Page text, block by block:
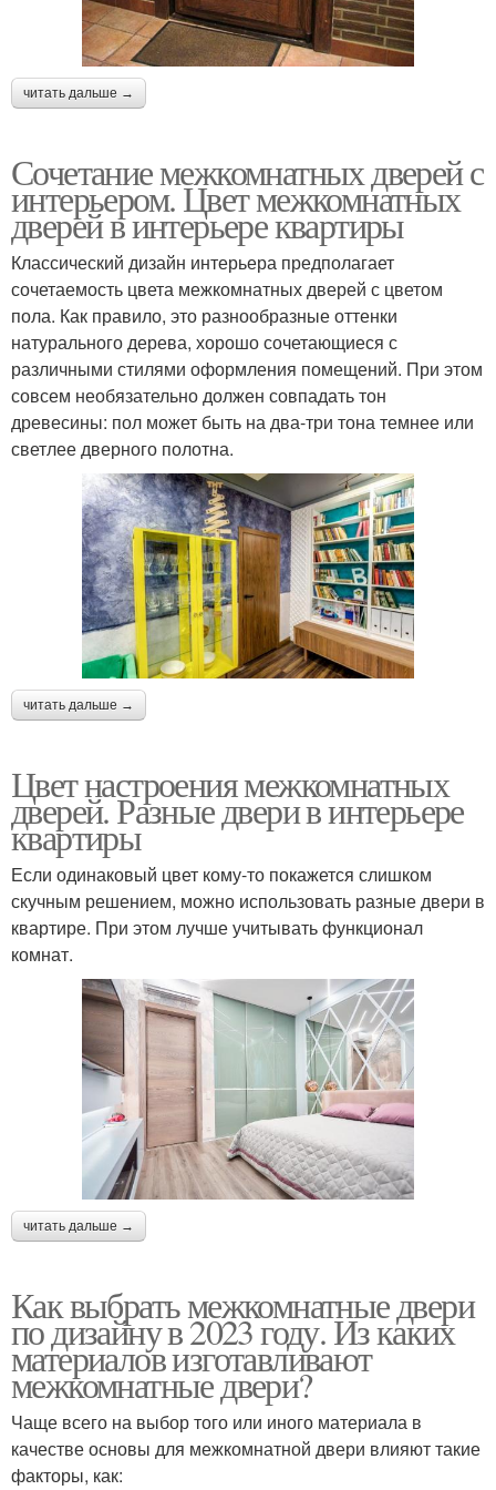
читать дальше →
Сочетание межкомнатных дверей с
интерьером. Цвет межкомнатных
дверей в интерьере квартиры
Классический дизайн интерьера предполагает
сочетаемость цвета межкомнатных дверей с цветом
пола. Как правило, это разнообразные оттенки
натурального дерева, хорошо сочетающиеся с
различными стилями оформления помещений. При этом
совсем необязательно должен совпадать тон
древесины: пол может быть на два-три тона темнее или
светлее дверного полотна.
читать дальше →
Цвет настроения межкомнатных
дверей. Разные двери в интерьере
квартиры
Если одинаковый цвет кому-то покажется слишком
скучным решением, можно использовать разные двери в
квартире. При этом лучше учитывать функционал
комнат.
читать дальше →
Как выбрать межкомнатные двери
по дизайну в 2023 году. Из каких
материалов изготавливают
межкомнатные двери?
Чаще всего на выбор того или иного материала в
качестве основы для межкомнатной двери влияют такие
факторы, как: